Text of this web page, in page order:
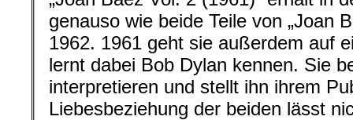
genauso wie beide Teile von „Joan
1962. 1961 geht sie außerdem auf
lernt dabei Bob Dylan kennen. Sie
interpretieren und stellt ihn ihrem
Liebesbeziehung der beiden lässt